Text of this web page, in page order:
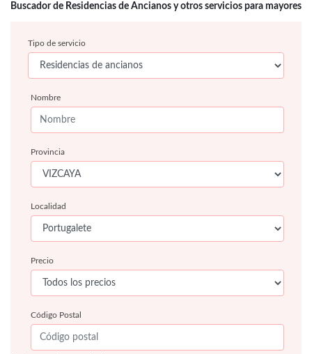
Buscador de Residencias de Ancianos y otros servicios para mayores
Tipo de servicio
Nombre
Provincia
Localidad
Precio
Código Postal